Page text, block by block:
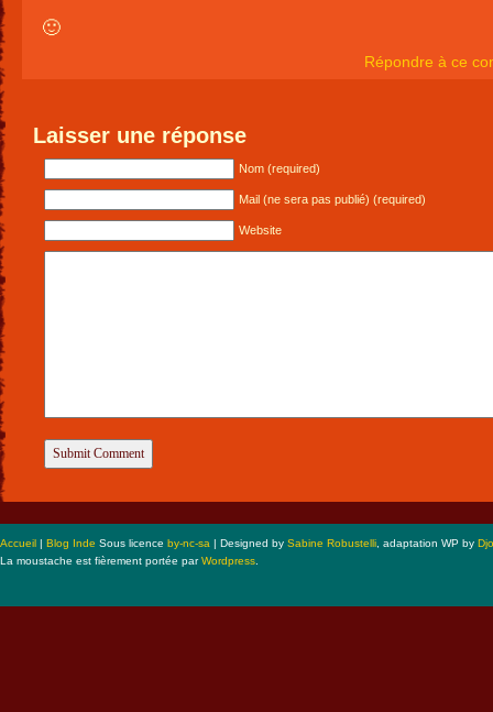
🙂
Répondre à ce
Laisser une réponse
Nom (required)
Mail (ne sera pas publié) (required)
Website
Accueil | Blog Inde Sous licence by-nc-sa | Designed by Sabine Robustelli , adaptation WP by
La moustache est fièrement portée parWordpress